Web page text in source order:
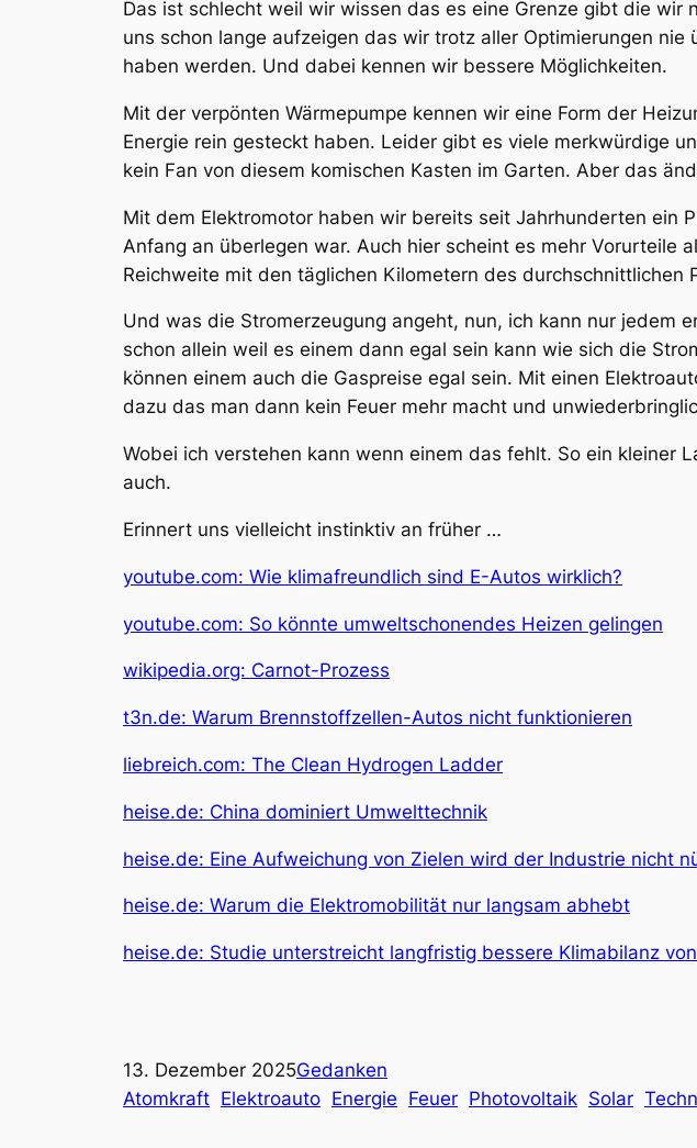
Das ist schlecht weil wir wissen das es eine Grenze gibt die
uns schon lange aufzeigen das wir trotz aller Optimierungen
haben werden. Und dabei kennen wir bessere Möglichkeiten.
Mit der verpönten Wärmepumpe kennen wir eine Form der
Energie rein gesteckt haben. Leider gibt es viele merkwürdige
kein Fan von diesem komischen Kasten im Garten. Aber das
Mit dem Elektromotor haben wir bereits seit Jahrhunderten ein
Anfang an überlegen war. Auch hier scheint es mehr Vorurteile
Reichweite mit den täglichen Kilometern des durchschnittlichen
Und was die Stromerzeugung angeht, nun, ich kann nur jedem
schon allein weil es einem dann egal sein kann wie sich die
können einem auch die Gaspreise egal sein. Mit einen
dazu das man dann kein Feuer mehr macht und
Wobei ich verstehen kann wenn einem das fehlt. So ein kleiner
auch.
Erinnert uns vielleicht instinktiv an früher …
youtube.com: Wie klimafreundlich sind E-Autos wirklich?
youtube.com: So könnte umweltschonendes Heizen gelingen
wikipedia.org: Carnot-Prozess
t3n.de: Warum Brennstoffzellen-Autos nicht funktionieren
liebreich.com: The Clean Hydrogen Ladder
heise.de: China dominiert Umwelttechnik
heise.de: Eine Aufweichung von Zielen wird der Industrie nicht
heise.de: Warum die Elektromobilität nur langsam abhebt
heise.de: Studie unterstreicht langfristig bessere Klimabilanz
13. Dezember 2025Gedanken
Atomkraft Elektroauto Energie Feuer Photovoltaik Solar